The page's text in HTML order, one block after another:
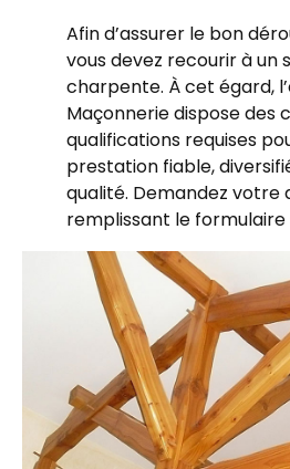
Afin d’assurer le bon
vous devez recourir à un
charpente. À cet égard,
Maçonnerie dispose des
qualifications requises
prestation fiable,
qualité. Demandez votre
remplissant le formulaire